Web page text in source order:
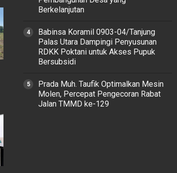
Berkelanjutan
‎Babinsa Koramil 0903-04/Tanjung
Palas Utara Dampingi Penyusunan
RDKK Poktani untuk Akses Pupuk
Bersubsidi
Prada Muh. Taufik Optimalkan Mesin
Molen, Percepat Pengecoran Rabat
Jalan TMMD ke-129